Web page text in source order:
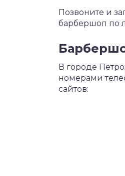
Позвоните и
барбершоп по
В городе
номерами
сайтов: